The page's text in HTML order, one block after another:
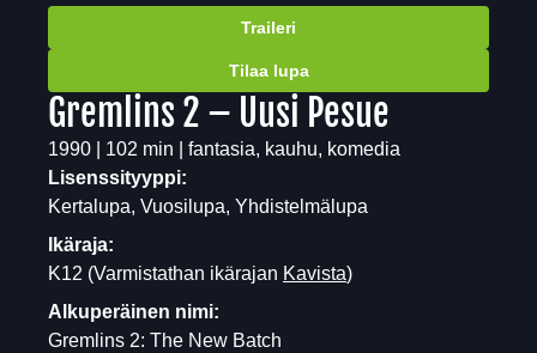
Traileri
Tilaa lupa
Gremlins 2 – Uusi Pesue
1990 | 102 min | fantasia, kauhu, komedia
Lisenssityyppi:
Kertalupa, Vuosilupa, Yhdistelmälupa
Ikäraja:
K12 (Varmistathan ikärajan Kavista)
Alkuperäinen nimi:
Gremlins 2: The New Batch